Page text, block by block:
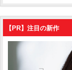
【PR】注目の新作